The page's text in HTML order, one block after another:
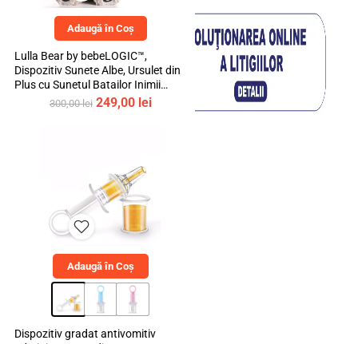
Adaugă în Coș
Lulla Bear by bebeLOGIC™,
Dispozitiv Sunete Albe, Ursulet din
Plus cu Sunetul Batailor Inimii
Mamei si Cantece de Leagan
300,00lei Prețul
300,00 lei.
249,00 leiPrețul
Adaugă în Coș
Dispozitiv gradat antivomitiv